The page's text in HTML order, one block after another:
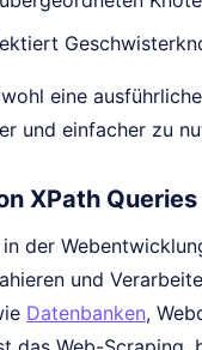
eine
und einfacher zu
XPath Queries
der
und
Datenbanken,